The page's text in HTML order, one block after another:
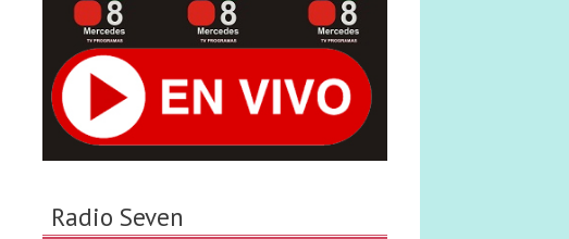
Radio Seven